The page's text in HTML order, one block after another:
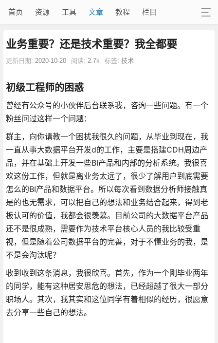
首页 资源 工具 文章 教程 栏目
业务重要？还是技术重要？我全都要
更新日期: 2020-10-20 阅读: 2.7k 标签: 技术
初级工程师的困惑
曾经有公众号的小伙伴后台联系我，咨询一些问题。有一个
粉丝问过这样一个问题：
群主，向你请教一个困扰我很久的问题，从毕业到现在，我
一直从事大数据平台开发d的工作，主要是搭建CDH周边产
品，并在基础上开发一些BI产品和内部的分析系统。我很喜
欢这份工作，但就是离业务太远了，很少了解用户到底需要
怎么的BI产品和数据平台。所以每次看到数据分析师接触真
是的也无需求，可以把自己的想法和业务结合起来，得到老
板认可的价值，我都会很羡慕。目前公司的大数据平台产品
还不是很成熟，需要作为技术平台核心人员的我比较受重
视，但是随着公司数据平台的完善，对于不懂业务的我，是
不是会淘汰呢？
收到收到这条消息，我很欣喜。首先，作为一个刚毕业两年
的同学，能有这种居安思危的想法，已经超越了很大一部分
职场人。其次，我其实和这位同学有着相似的经历，很愿意
去分享一些自己的想法。